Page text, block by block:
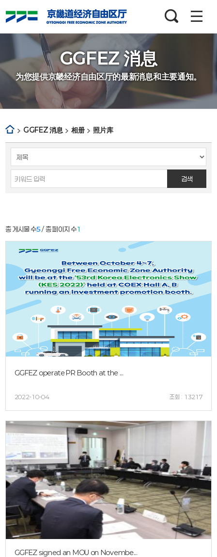
GGFEZ 消息
为您提供京畿经济自由区厅的最新消息和主要通知。
GGFEZ 消息 相册 照片库
게시판
검색
게시글의
분야,
검색
총 게시물 수5/ 총 페이지 수1
GGFEZ operate PR Booth at the ...
2022-10-04 조회 : 13217
GGFEZ signed an MOU on Novembe...